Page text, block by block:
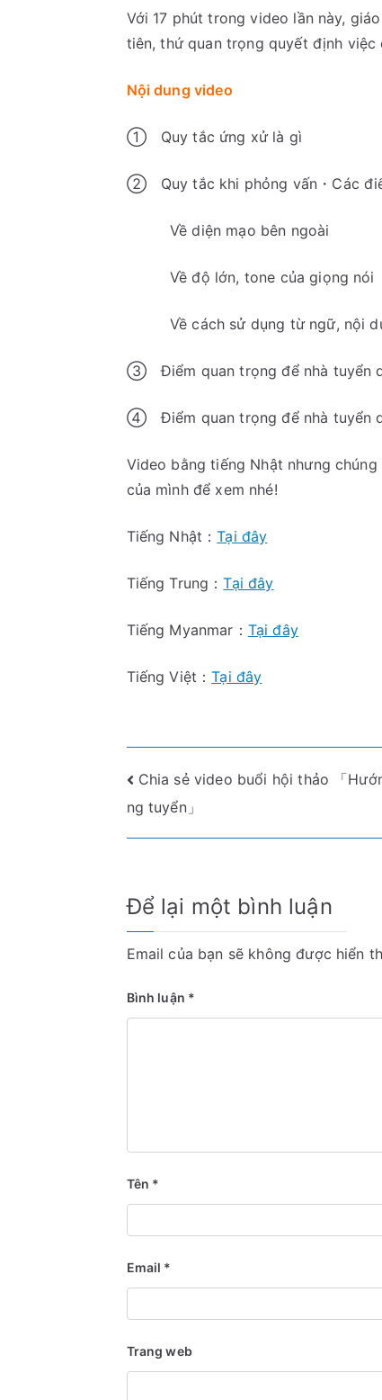
Với 17 phút trong video lần này,
tiên, thứ quan trọng quyết định
Nội dung video
① Quy tắc
② Quy tắc khi phỏng vấn・Các
Về diện mạo bên
Về độ lớn, tone của
Về cách sử dụng từ ngữ, nội
③ Điểm quan trọng để nhà
④ Điểm quan trọng để nhà
Video bằng tiếng Nhật nhưng
của mình để xem nhé!
Tiếng Nhật：Tại đây
Tiếng Trung：Tại đây
Tiếng Myanmar： Tại đây
Tiếng Việt：Tại đây
Điều
hướng
viết
Chia sẻ video buổi hội thảo 「
ng tuyển」
Để lại một bình luận
Email của bạn sẽ không được hiển
Bình luận *
Tên *
Email *
Trang web